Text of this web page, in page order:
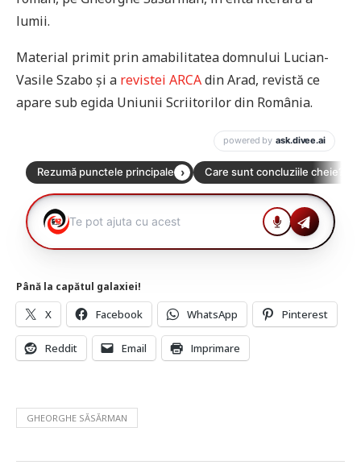
lumii.
Material primit prin amabilitatea domnului Lucian-
Vasile Szabo și a revistei ARCAdin Arad, revistă ce
apare sub egida Uniunii Scriitorilor din România.
Până la capătul galaxiei!
X Facebook WhatsApp Pinterest
Reddit Email Imprimare
GHEORGHE SĂSĂRMAN